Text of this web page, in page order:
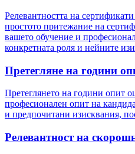
Релевантността на
простото притежание на
вашето обучение и
конкретната роля и нейните
Претегляне на години
Претеглянето на години опит
професионален опит на
и предпочитани изисквания,
Релевантност на